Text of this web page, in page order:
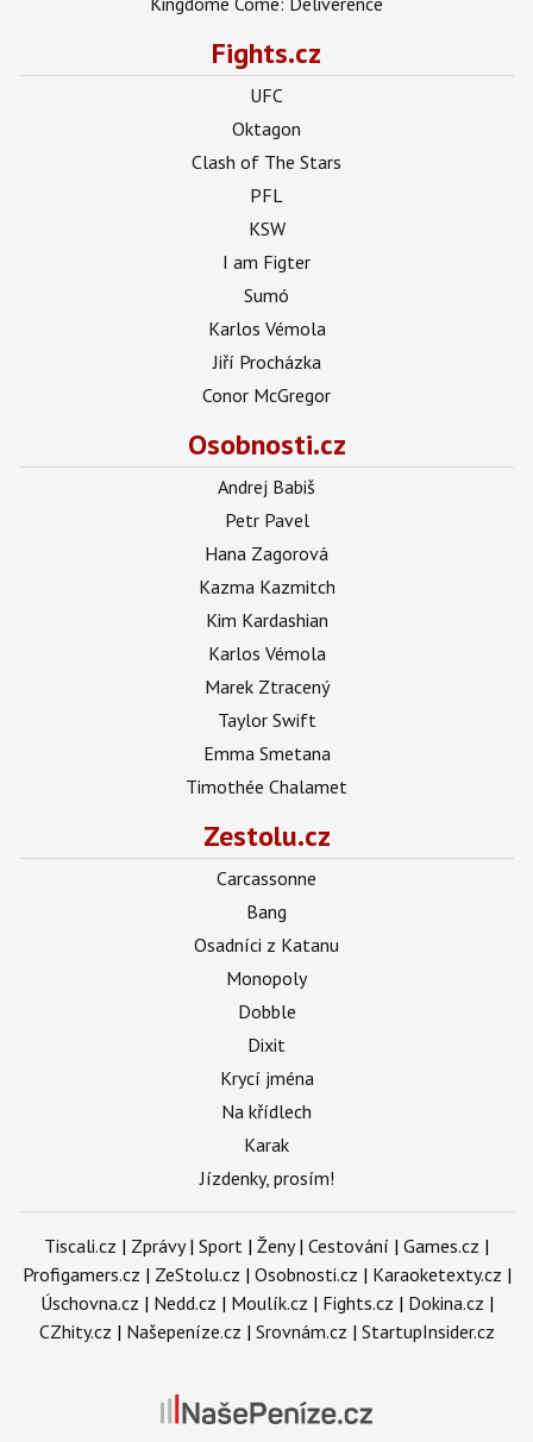
Fights.cz
UFC
Oktagon
Clash of The Stars
PFL
KSW
I am Figter
Sumó
Karlos Vémola
Jiří Procházka
Conor McGregor
Osobnosti.cz
Andrej Babiš
Petr Pavel
Hana Zagorová
Kazma Kazmitch
Kim Kardashian
Karlos Vémola
Marek Ztracený
Taylor Swift
Emma Smetana
Timothée Chalamet
Zestolu.cz
Carcassonne
Bang
Osadníci z Katanu
Monopoly
Dobble
Dixit
Krycí jména
Na křídlech
Karak
Jízdenky, prosím!
Tiscali.cz | Zprávy| Sport | Ženy| Cestování | Games.cz |
Profigamers.cz | ZeStolu.cz | Osobnosti.cz | Karaoketexty.cz |
Úschovna.cz | Nedd.cz | Moulík.cz | Fights.cz | Dokina.cz |
CZhity.cz | Našepeníze.cz | Srovnám.cz | StartupInsider.cz